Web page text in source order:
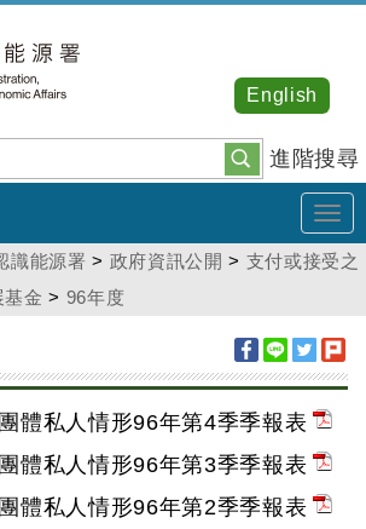
進階搜尋
English
識能源署 > 政府資訊公開 > 支付或接受之
金 > 96年度
體私人情形96年第4季季報表
體私人情形96年第3季季報表
體私人情形96年第2季季報表